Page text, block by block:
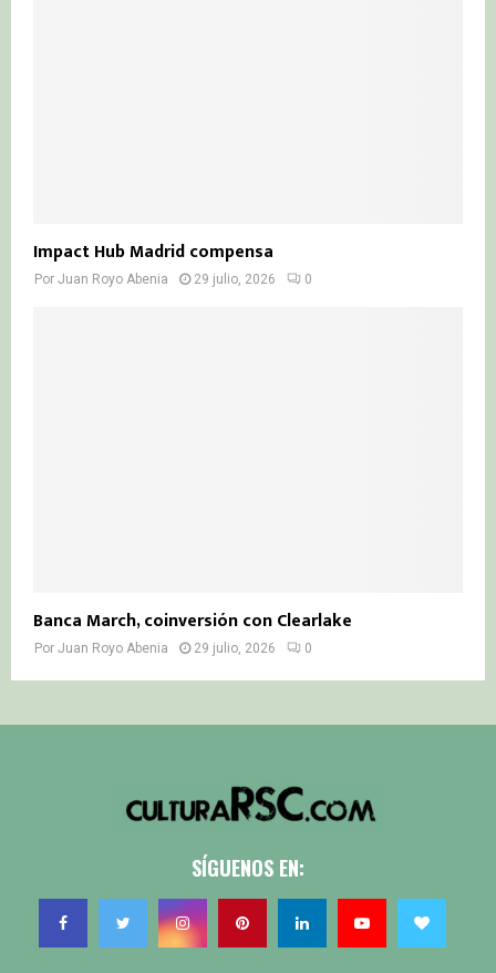
Impact Hub Madrid compensa
Por Juan Royo Abenia 29 julio, 2026 0
Banca March, coinversión con Clearlake
Por Juan Royo Abenia 29 julio, 2026 0
SÍGUENOS EN: